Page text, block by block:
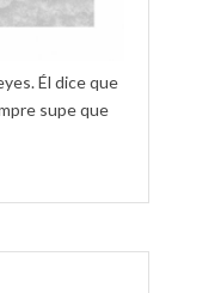
Él dice que
supe que